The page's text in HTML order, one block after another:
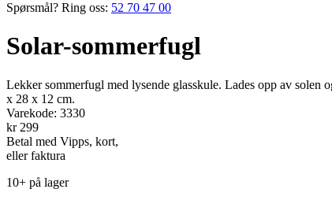
Spørsmål? Ring oss: 52 70 47 00
Solar-sommerfugl
Lekker sommer­fugl med lysende glasskule. Lades opp av
x 28 x 12 cm.
Varekode: 3330
kr 299
Betal med Vipps, kort,
eller faktura
10+ på lager